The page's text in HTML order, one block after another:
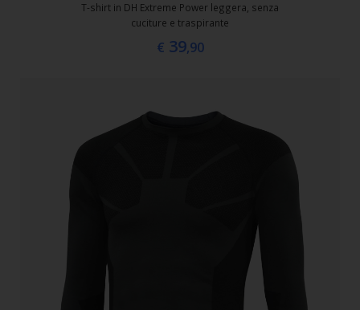
T-shirt in DH Extreme Power leggera, senza
cuciture e traspirante
€ 39,90